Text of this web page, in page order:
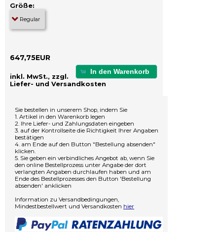
Größe:
647,75EUR
In den Warenkorb
inkl. MwSt., zzgl.
Liefer- und Versandkosten
Sie bestellen in unserem Shop, indem Sie
1. Artikel in den Warenkorb legen
2. Ihre Liefer- und Zahlungsdaten eingeben
3. auf der Kontrollseite die Richtigkeit Ihrer Angaben
bestätigen
4. am Ende auf den Button "Bestellung absenden"
klicken.
5. Sie geben ein verbindliches Angebot ab, wenn Sie
den online Bestellprozess unter Angabe der dort
verlangten Angaben durchlaufen haben und am
Ende des Bestellprozesses den Button 'Bestellung
absenden' anklicken
Information zu Versandbedingungen,
Mindestbestellwert und Versandkosten hier